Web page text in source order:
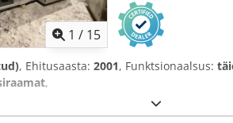
1 / 15
, Ehitusaasta: 2001, Funktsionaalsus:
,